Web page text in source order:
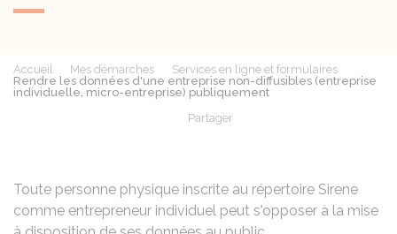
Accueil Mes démarches
Services en ligne et formulaires
Rendre les données d'une entreprise non-diffusibles (entreprise
individuelle, micro-entreprise) publiquement
Partager
Toute personne physique inscrite au répertoire Sirene
comme entrepreneur individuel peut s'opposer à la mise